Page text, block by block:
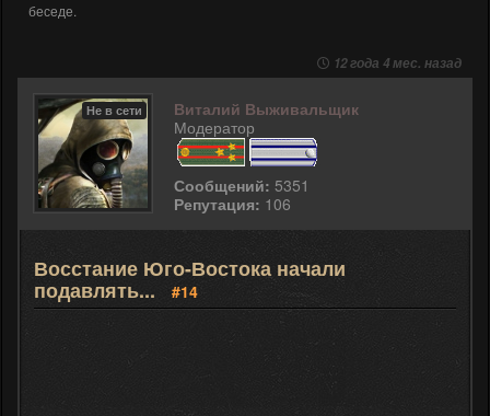
беседе.
12 года 4 мес. назад
Не в сети
Виталий Выживальщик
Модератор
Сообщений: 5351
Репутация: 106
Восстание Юго-Востока начали
подавлять... #14